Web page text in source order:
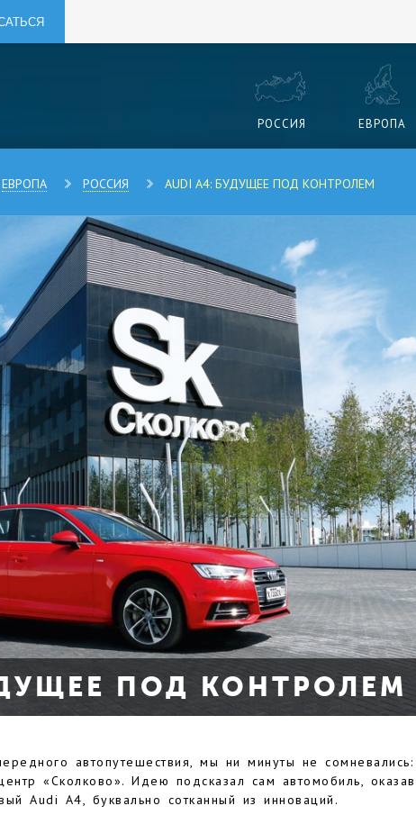
РОССИЯ ЕВРОПА
ЕВРОПА РОССИЯ AUDI A4: БУДУЩЕЕ ПОД КОНТРОЛЕМ
ПОД КОНТРОЛЕМ
автопутешествия, мы ни минуты не сомневались:
«Сколково». Идею подсказал сам автомобиль,
Audi A4, буквально сотканный из инноваций.